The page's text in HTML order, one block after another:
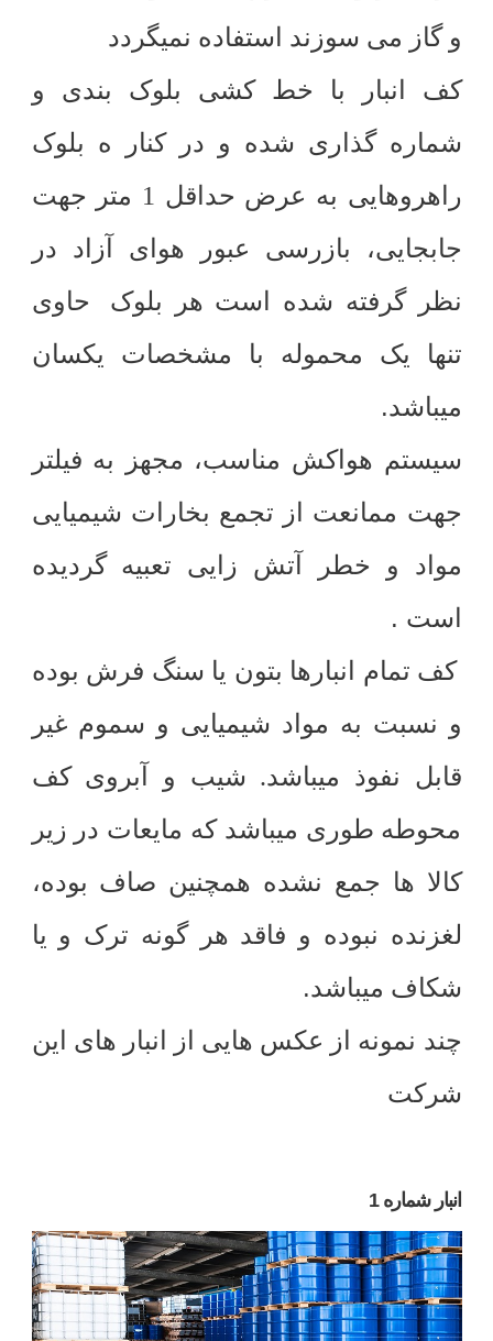
و گاز می سوزند استفاده نمیگردد
کف انبار با خط کشی بلوک بندی و
شماره گذاری شده و در کنار ه بلوک
راهروهایی به عرض حداقل 1 متر جهت
جابجایی، بازرسی عبور هوای آزاد در
نظر گرفته شده است هر بلوک
حاوی
تنها یک محموله با مشخصات یکسان
میباشد.
سیستم هواکش مناسب، مجهز به فیلتر
جهت ممانعت از تجمع بخارات شیمیایی
مواد و خطر آتش زایی تعبیه گردیده
است .
کف تمام انبارها بتون یا سنگ فرش بوده
و نسبت به مواد شیمیایی و سموم غیر
قابل نفوذ میباشد. شیب و آبروی کف
محوطه طوری میباشد که مایعات در زیر
کالا ها جمع نشده همچنین صاف بوده،
لغزنده نبوده و فاقد هر گونه ترک و یا
شکاف میباشد.
چند نمونه از عکس هایی از انبار های این
شرکت
انبار شماره 1